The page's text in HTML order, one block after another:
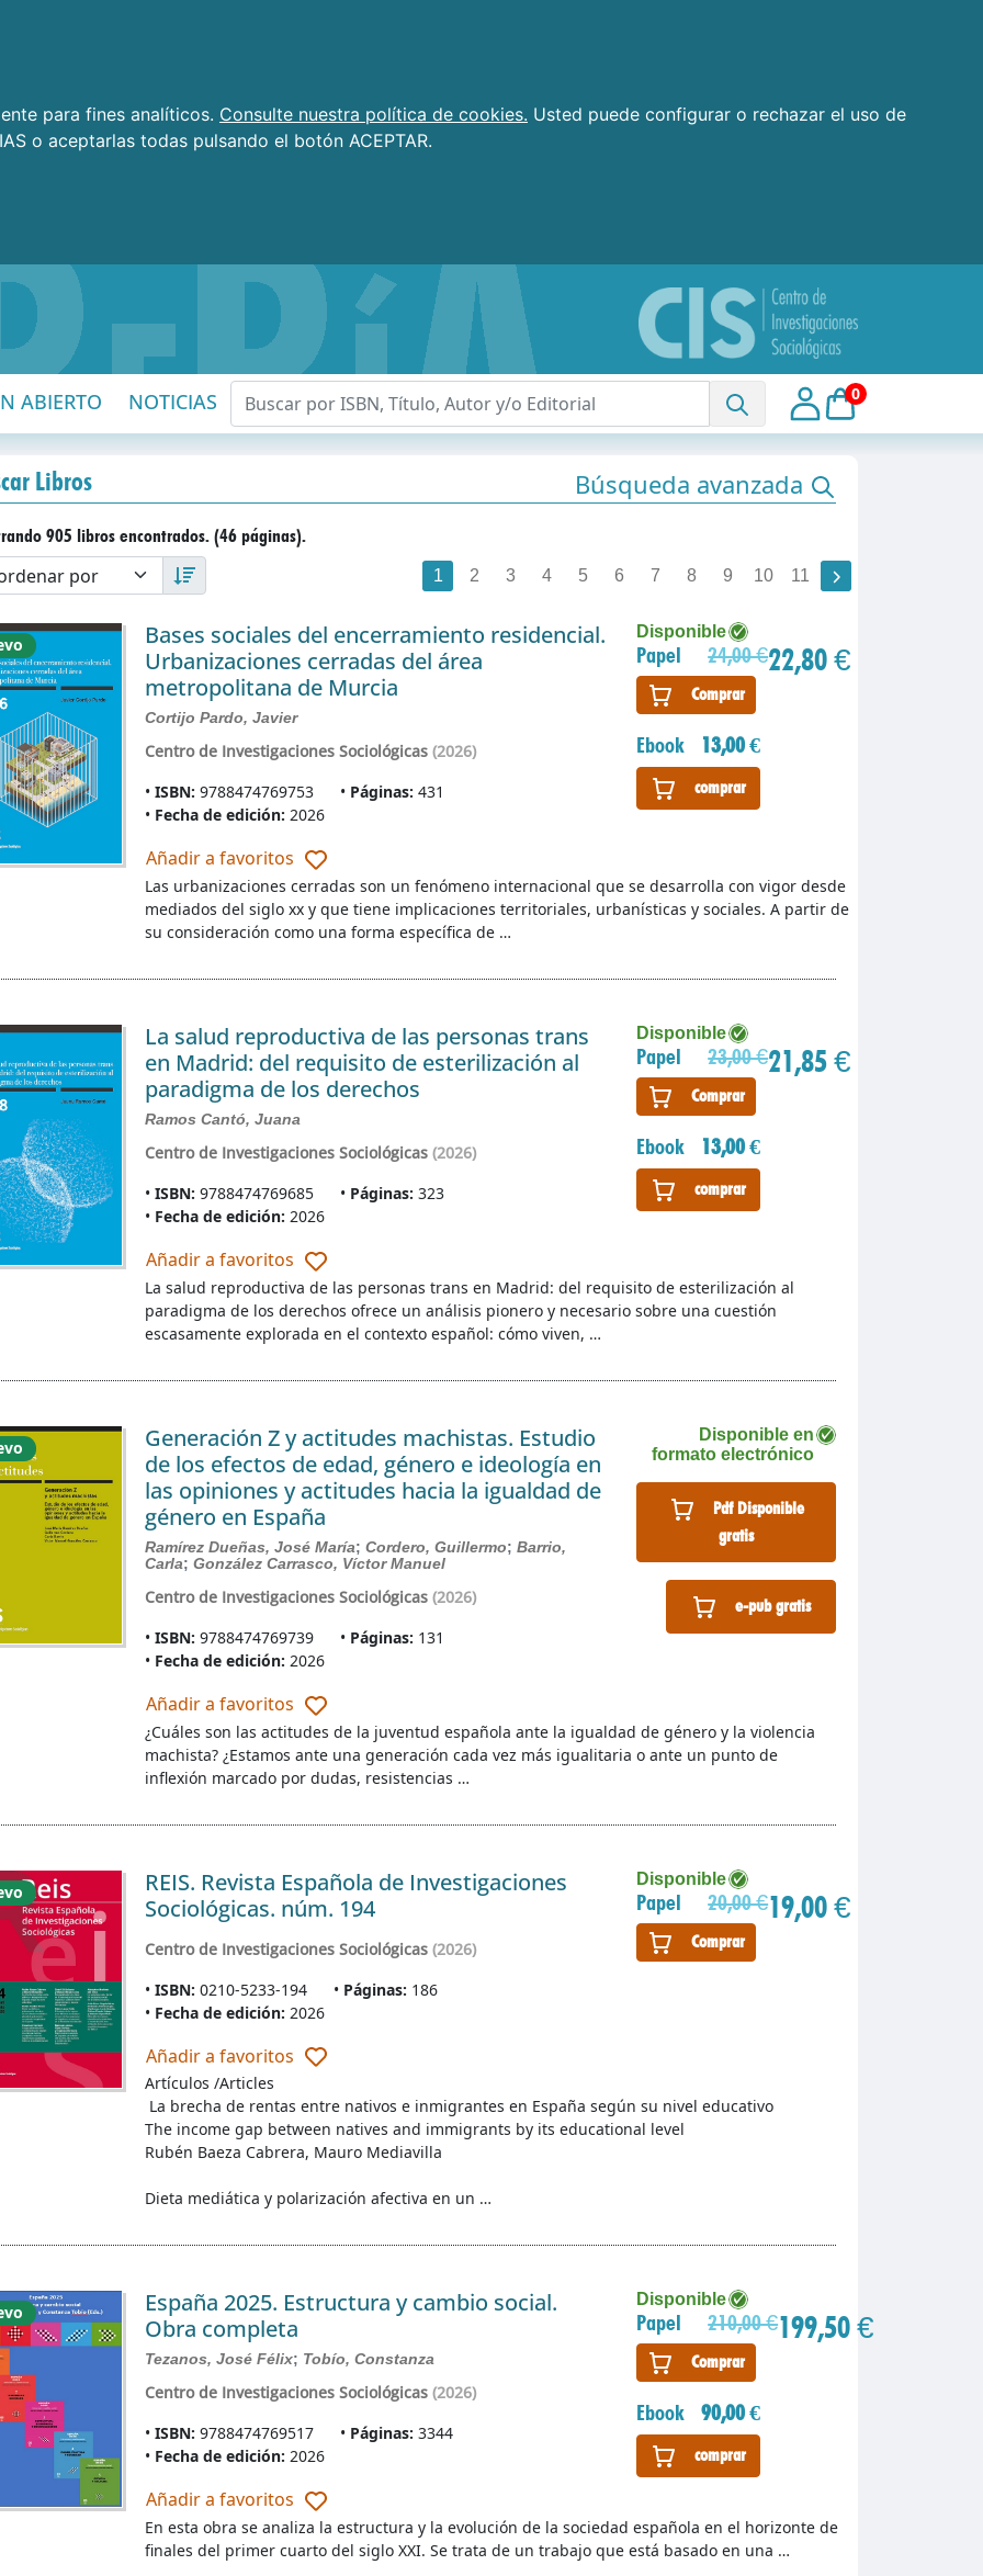
para fines analíticos. Consulte nuestra política de cookies. Usted puede configurar o rechazar el uso de
o aceptarlas todas pulsando el botón ACEPTAR.
ABIERTO NOTICIAS 0
Libros Búsqueda avanzada
905 libros encontrados. (46 páginas).
1 2 3 4 5 6 7 8 9 10 11
Bases sociales del encerramiento residencial.
Urbanizaciones cerradas del área
metropolitana de Murcia
Cortijo Pardo, Javier
Centro de Investigaciones Sociológicas (2026)
ISBN: 9788474769753 Páginas: 431
Fecha de edición: 2026
Añadir a favoritos
Disponible
Papel 24,00 €22,80 €
Comprar
Ebook 13,00 €
comprar
Las urbanizaciones cerradas son un fenómeno internacional que se desarrolla con vigor desde
mediados del siglo xx y que tiene implicaciones territoriales, urbanísticas y sociales. A partir de
su consideración como una forma específica de …
La salud reproductiva de las personas trans
en Madrid: del requisito de esterilización al
paradigma de los derechos
Ramos Cantó, Juana
Centro de Investigaciones Sociológicas (2026)
ISBN: 9788474769685 Páginas: 323
Fecha de edición: 2026
Añadir a favoritos
Disponible
Papel 23,00 €21,85 €
Comprar
Ebook 13,00 €
comprar
La salud reproductiva de las personas trans en Madrid: del requisito de esterilización al
paradigma de los derechos ofrece un análisis pionero y necesario sobre una cuestión
escasamente explorada en el contexto español: cómo viven, …
Generación Z y actitudes machistas. Estudio
de los efectos de edad, género e ideología en
las opiniones y actitudes hacia la igualdad de
género en España
Ramírez Dueñas, José María;Cordero, Guillermo;Barrio,
Carla;González Carrasco, Víctor Manuel
Centro de Investigaciones Sociológicas (2026)
ISBN: 9788474769739 Páginas: 131
Fecha de edición: 2026
Añadir a favoritos
Disponible en
formato electrónico
Pdf Disponible
gratis
e-pub gratis
¿Cuáles son las actitudes de la juventud española ante la igualdad de género y la violencia
machista? ¿Estamos ante una generación cada vez más igualitaria o ante un punto de
inflexión marcado por dudas, resistencias …
REIS. Revista Española de Investigaciones
Sociológicas. núm. 194
Centro de Investigaciones Sociológicas (2026)
ISBN: 0210-5233-194 Páginas: 186
Fecha de edición: 2026
Añadir a favoritos
Disponible
Papel 20,00 €19,00 €
Comprar
Artículos /Articles
La brecha de rentas entre nativos e inmigrantes en España según su nivel educativo
The income gap between natives and immigrants by its educational level
Rubén Baeza Cabrera, Mauro Mediavilla
Dieta mediática y polarización afectiva en un …
España 2025. Estructura y cambio social.
Obra completa
Tezanos, José Félix; Tobío, Constanza
Centro de Investigaciones Sociológicas (2026)
ISBN: 9788474769517 Páginas: 3344
Fecha de edición: 2026
Añadir a favoritos
Disponible
Papel 210,00 €199,50 €
Comprar
Ebook 90,00 €
comprar
En esta obra se analiza la estructura y la evolución de la sociedad española en el horizonte de
finales del primer cuarto del siglo XXI. Se trata de un trabajo que está basado en una …